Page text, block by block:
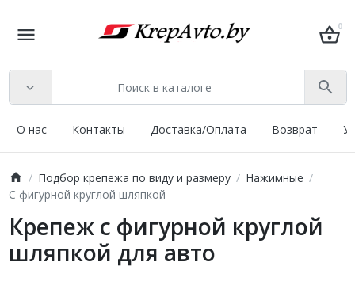
0
О нас Контакты Доставка/Оплата Возврат
Подбор крепежа по виду и размеру
Нажимные
С фигурной круглой шляпкой
Крепеж с фигурной круглой
шляпкой для авто